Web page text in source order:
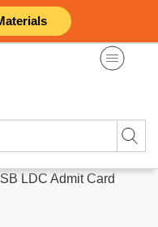
LDC Admit Card